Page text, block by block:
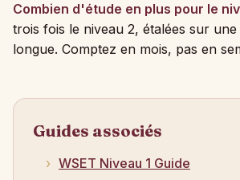
Combien d'étude en plus pour le
trois fois le niveau 2, étalées sur
longue. Comptez en mois, pas en
Guides associés
WSET Niveau 1 Guide